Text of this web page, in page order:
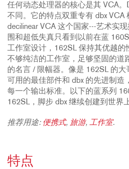
任何动态处理器的核心是其 VCA。
不同。它的特点双重专有 dbx VCA
decilinear VCA 这个国家---艺术实
围和超低失真只看到以前在蓝
工作室设计，162SL 保持其优越的
不够纯洁的工作室，足够坚固的道
的名言 / 限幅器。像是 162SL 的大
可用的最佳部件和 dbx 的先进制
每一个输出标准。以下的蓝系列
162SL，脚步 dbx 继续创建到世界
推荐用途: 便携式, 旅游, 工作室.
特点